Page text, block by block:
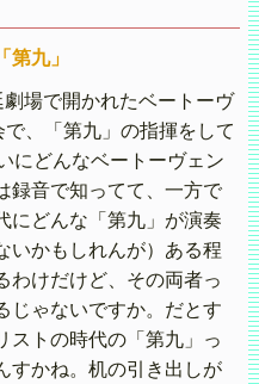
九」
場で開かれたベートーヴ
、「第九」の指揮をして
にどんなベートーヴェン
録音で知ってて、一方で
にどんな「第九」が演奏
いかもしれんが）ある程
わけだけど、その両者っ
じゃないですか。だとす
ストの時代の「第九」っ
すかね。机の引き出しが